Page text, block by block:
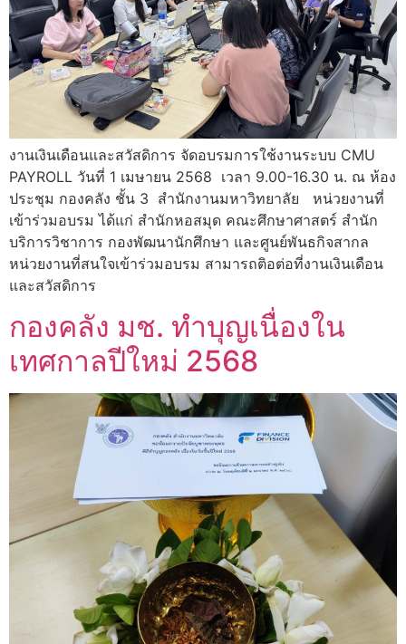
งานเงินเดือนและสวัสดิการ จัดอบรมการใช้งานระบบ CMU
PAYROLL วันที่ 1 เมษายน 2568 เวลา 9.00-16.30 น. ณ ห้อง
ประชุม กองคลัง ชั้น 3 สำนักงานมหาวิทยาลัย หน่วยงานที่
เข้าร่วมอบรม ได้แก่ สำนักหอสมุด คณะศึกษาศาสตร์ สำนัก
บริการวิชาการ กองพัฒนานักศึกษา และศูนย์พันธกิจสากล
หน่วยงานที่สนใจเข้าร่วมอบรม สามารถติอต่อที่งานเงินเดือน
และสวัสดิการ
กองคลัง มช. ทำบุญเนื่องใน
เทศกาลปีใหม่ 2568